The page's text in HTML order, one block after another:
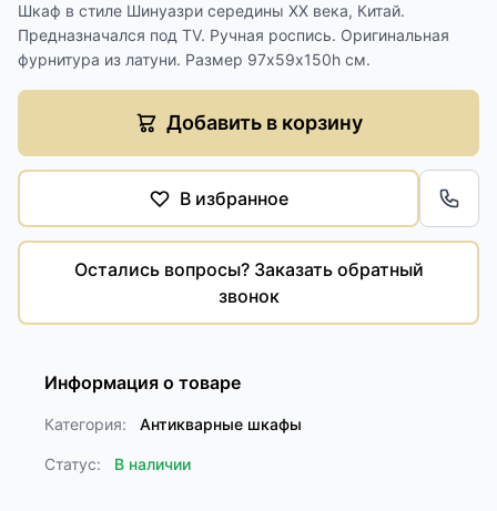
Шкаф в стиле Шинуазри середины XX века, Китай.
Предназначался под TV. Ручная роспись. Оригинальная
фурнитура из латуни. Размер 97х59х150h см.
Добавить в корзину
В избранное
Остались вопросы? Заказать обратный
звонок
Информация о товаре
Категория: Антикварные шкафы
Статус: В наличии